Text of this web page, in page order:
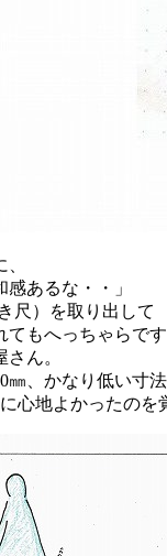
あるな・・」
尺）を取り出して
もへっちゃらです
ん。
㎜、かなり低い寸
心地よかったのを